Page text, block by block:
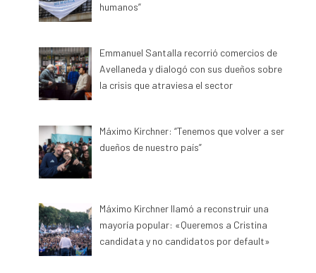
humanos”
Emmanuel Santalla recorrió comercios de
Avellaneda y dialogó con sus dueños sobre
la crisis que atraviesa el sector
Máximo Kirchner: “Tenemos que volver a ser
dueños de nuestro país”
Máximo Kirchner llamó a reconstruir una
mayoría popular: «Queremos a Cristina
candidata y no candidatos por default»